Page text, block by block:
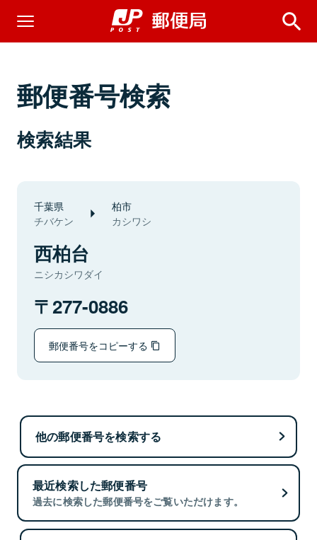
郵便番号検索
検索結果
千葉県
チバケン
柏市
カシワシ
西柏台
ニシカシワダイ
277-0886
郵便番号をコピーする
他の郵便番号を検索する
最近検索した郵便番号
過去に検索した郵便番号をご覧いただけます。